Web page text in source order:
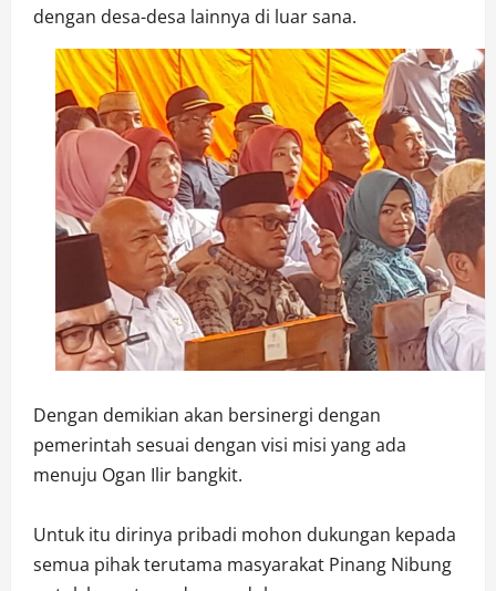
dengan desa-desa lainnya di luar sana.
Dengan demikian akan bersinergi dengan
pemerintah sesuai dengan visi misi yang ada
menuju Ogan Ilir bangkit.
Untuk itu dirinya pribadi mohon dukungan kepada
semua pihak terutama masyarakat Pinang Nibung